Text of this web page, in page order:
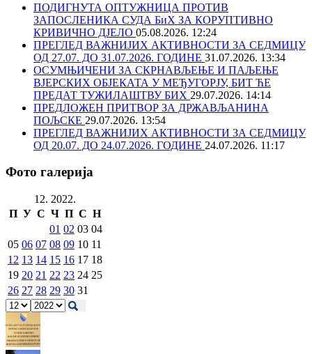
ПОДИГНУТА ОПТУЖНИЦА ПРОТИВ
ЗАПОСЛЕНИКА СУДА БиХ ЗА КОРУПТИВНО
КРИВИЧНО ДЈЕЛО 05.08.2026. 12:24
ПРЕГЛЕД ВАЖНИЈИХ АКТИВНОСТИ ЗА СЕДМИЦУ
ОД 27.07. ДО 31.07.2026. ГОДИНЕ 31.07.2026. 13:34
ОСУМЊИЧЕНИ ЗА СКРНАВЉЕЊЕ И ПАЉЕЊЕ
ВЈЕРСКИХ ОБЈЕКАТА У МЕЂУГОРЈУ, БИТ ЋЕ
ПРЕДАТ ТУЖИЛАШТВУ БИХ 29.07.2026. 14:14
ПРЕДЛОЖЕН ПРИТВОР ЗА ДРЖАВЉАНИНА
ПОЉСКЕ 29.07.2026. 13:54
ПРЕГЛЕД ВАЖНИЈИХ АКТИВНОСТИ ЗА СЕДМИЦУ
ОД 20.07. ДО 24.07.2026. ГОДИНЕ 24.07.2026. 11:17
Фото галерија
12. 2022.
П У С Ч П С Н
01 02 03 04
05 06 07 08 09 10 11
12 13 14 15 16 17 18
19 20 21 22 23 24 25
26 27 28 29 30 31